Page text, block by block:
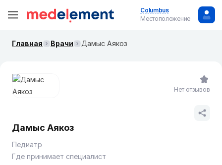
Columbus
Местоположение
Главная Врачи Дамыс Аякоз
Дамыс Аякоз
Педиатр
Где принимает специалист
Нет отзывов